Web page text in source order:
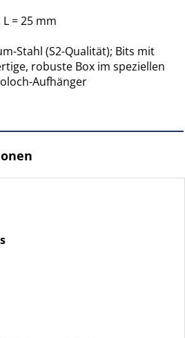
= 25 mm
Stahl (S2-Qualität); Bits mit
robuste Box im speziellen
Aufhänger